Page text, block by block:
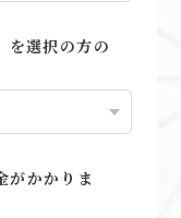
選択の方の
かかりま